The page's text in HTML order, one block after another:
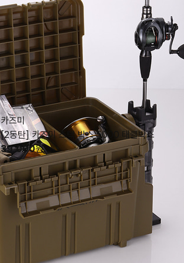
카즈미
[2동탄] 카즈미 스택 박스 5000 태클박스
39,000원